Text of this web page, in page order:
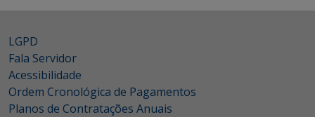
LGPD
Fala Servidor
Acessibilidade
Ordem Cronológica de Pagamentos
Planos de Contratações Anuais